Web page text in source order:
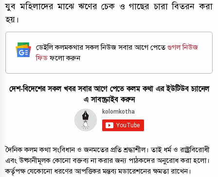
যুব মহিলাদের মাঝে ঋণের চেক ও গাছের চারা বিতরন করা
হয়।
ডেইলি কলমকথার সকল নিউজ সবার আগে পেতেগুগল নিউজ
ফিডফলো করুন
দেশ-বিদেশের সকল খবর সবার আগে পেতে কলম কথা এর ইউটিউব চ্যানেল
এ সাবস্ক্রাইব করুন
দৈনিক কলম কথা সংবিধান ও জনমতের প্রতি শ্রদ্ধাশীল। তাই ধর্ম ও রাষ্ট্রবিরোধী
এবং উষ্কানীমূলক কোনো বক্তব্য না করার জন্য পাঠকদের অনুরোধ করা হলো।
কর্তৃপক্ষ যেকোনো ধরণের আপত্তিকর মন্তব্য মডারেশনের ক্ষমতা রাখেন।